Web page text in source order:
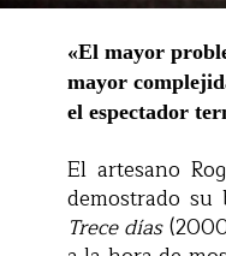
«El mayor
mayor
el espectador
El artesano
demostrado
Trece días